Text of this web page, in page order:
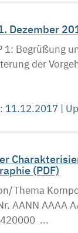
Dezember
1: Begrüßung
der
11.12.2017 |
(PDF)
Thema
AANN AAAA
...